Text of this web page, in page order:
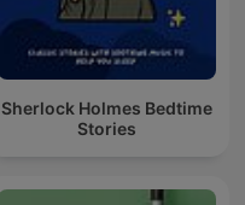
Sherlock Holmes Bedtime
Stories